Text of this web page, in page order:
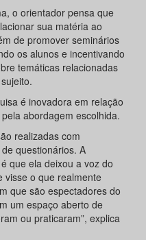
o orientador pensa que
sua matéria ao
de promover seminários
os alunos e incentivando
temáticas relacionadas
é inovadora em relação
abordagem escolhida.
realizadas com
questionários. A
que ela deixou a voz do
visse o que realmente
que são espectadores do
um espaço aberto de
ou praticaram”, explica